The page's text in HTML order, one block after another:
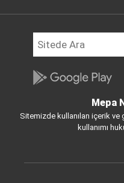
Mepa
Sitemizde kullanılan içerik ve
kullanımı